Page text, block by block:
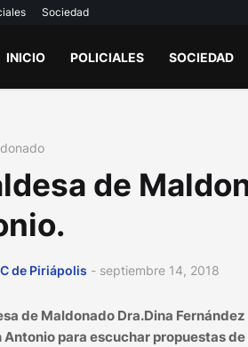
Sociedad
INICIO POLICIALES SOCIEDAD
de
de Piriápolis - septiembre 14, 2018
de Maldonado Dra.Dina
Antonio para escuchar propuestas